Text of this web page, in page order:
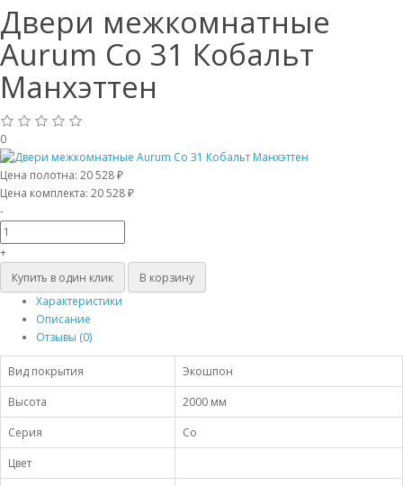
Двери межкомнатные
Aurum Co 31 Кобальт
Манхэттен
0
Цена полотна: 20 528 ₽
Цена комплекта: 20 528 ₽
-
+
Купить в один клик
В корзину
Характеристики
Описание
Отзывы (0)
Вид покрытия
Экошпон
Высота
2000 мм
Серия
Co
Цвет